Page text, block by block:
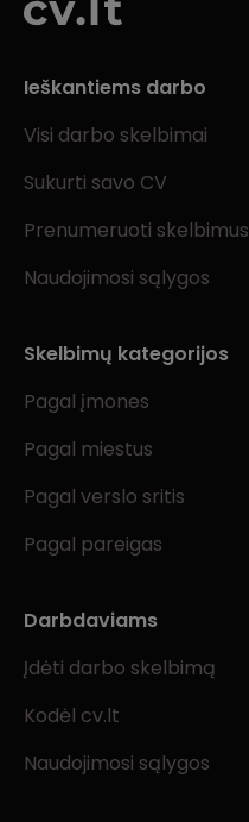
Ieškantiems darbo
Visi darbo skelbimai
Sukurti savo CV
Prenumeruoti skelbimus
Naudojimosi sąlygos
Skelbimų kategorijos
Pagal įmones
Pagal miestus
Pagal verslo sritis
Pagal pareigas
Darbdaviams
Įdėti darbo skelbimą
Kodėl cv.lt
Naudojimosi sąlygos